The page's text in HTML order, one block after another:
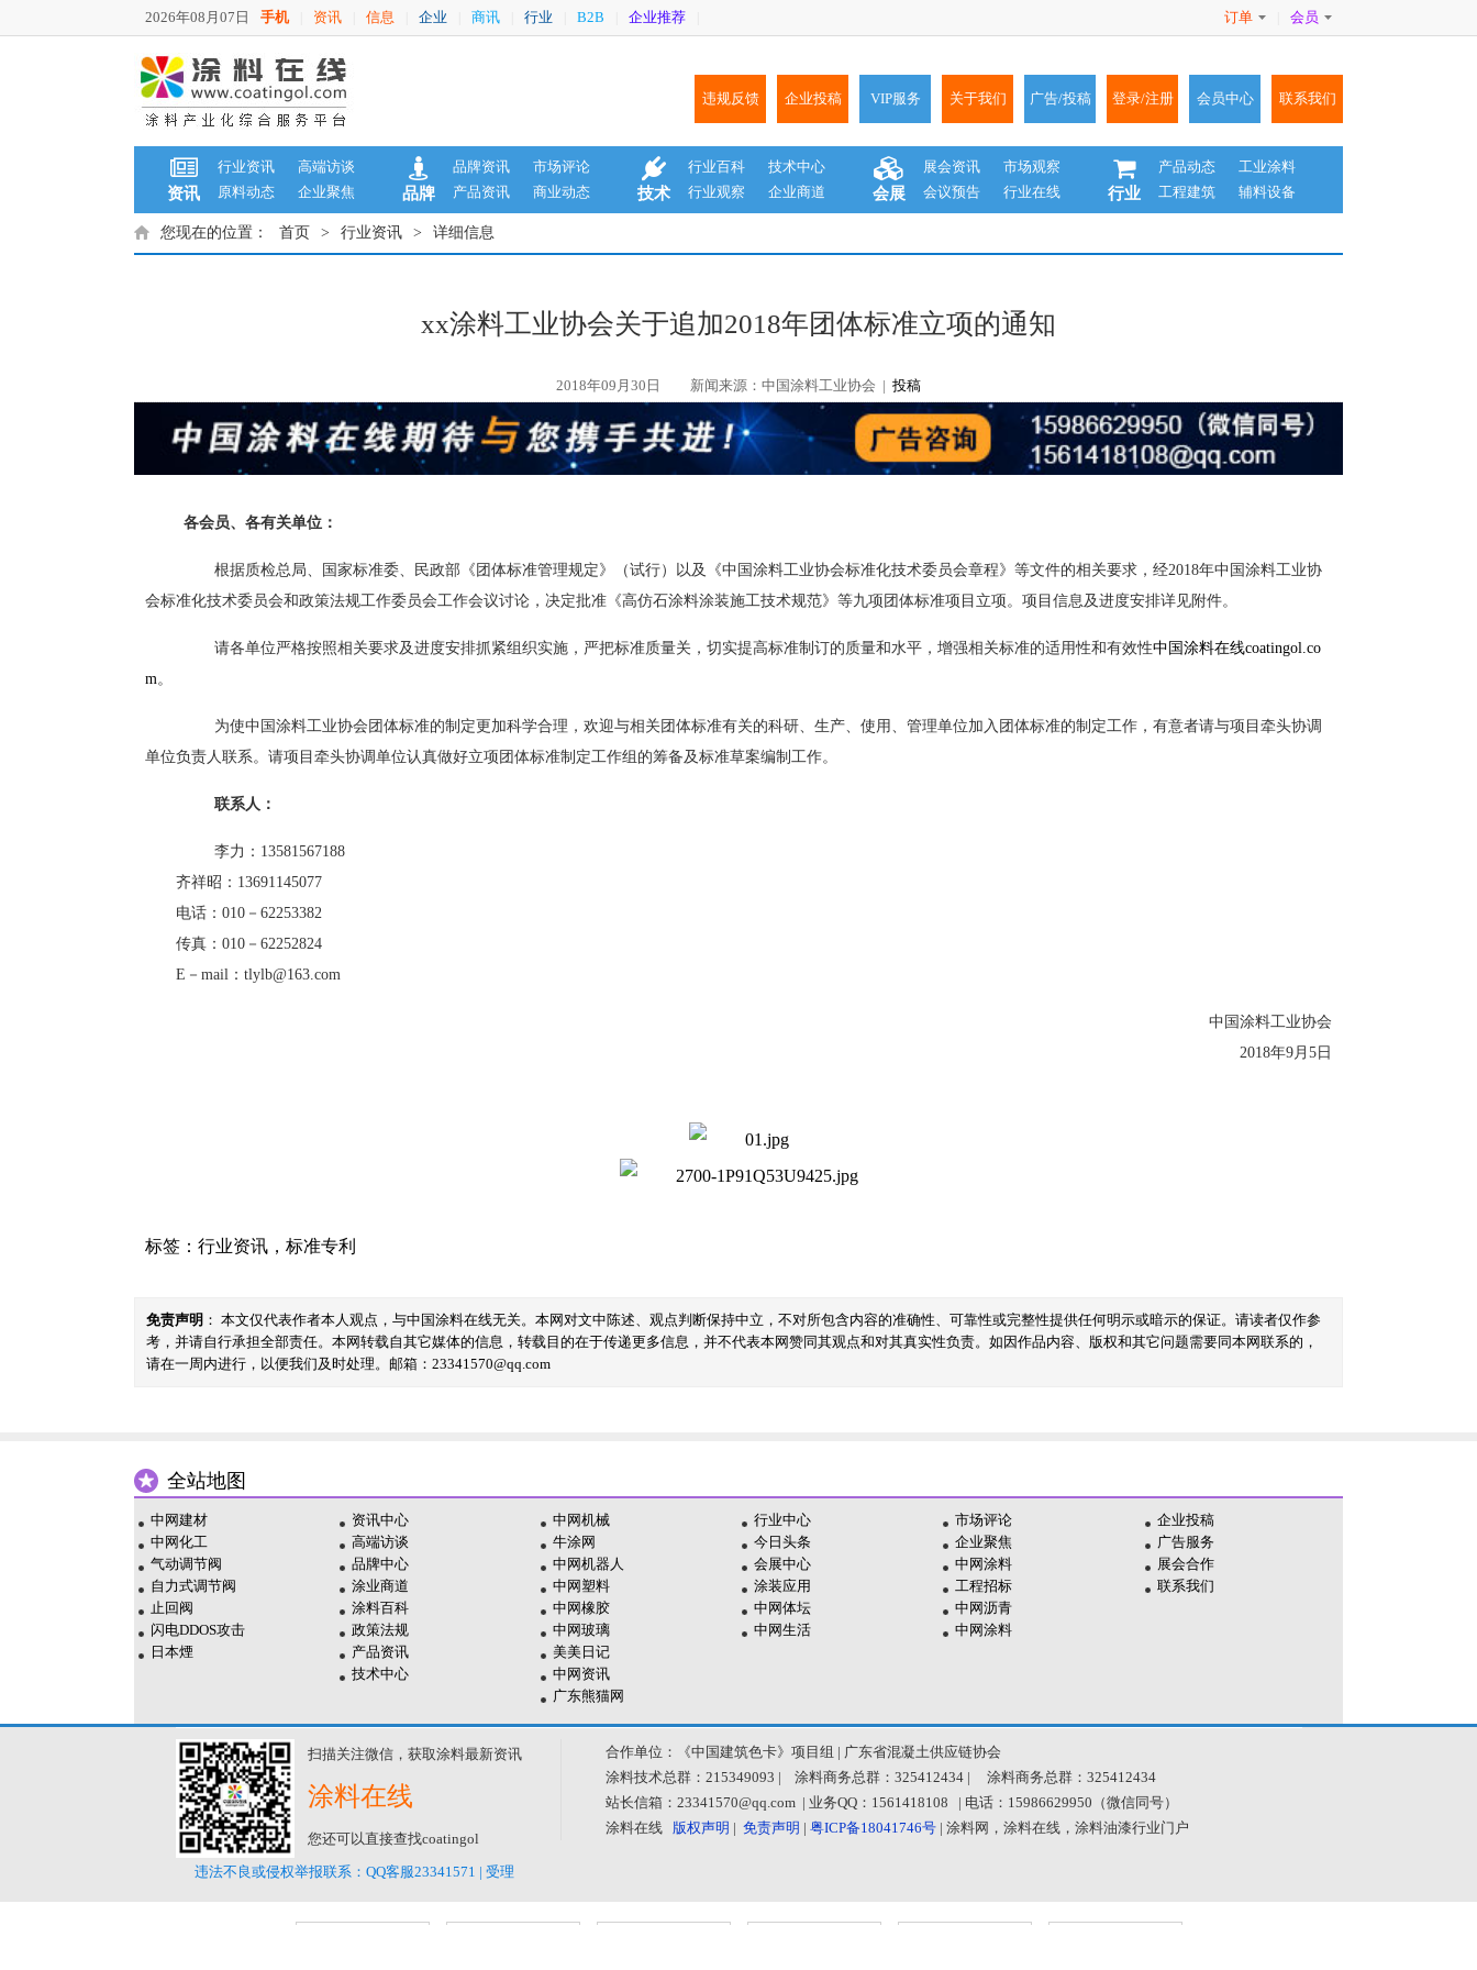
2026年08月07日 手机 资讯 信息 企业 商讯 行业 B2B 企业推荐 订单 会员
违规反馈 企业投稿 VIP服务 关于我们 广告/投稿 登录/注册 会员中心 联系我们
资讯
行业资讯
高端访谈
原料动态
企业聚焦 品牌
品牌资讯
市场评论
产品资讯
商业动态 技术
行业百科
技术中心
行业观察
企业商道 会展
展会资讯
市场观察
会议预告
行业在线 行业
产品动态
工业涂料
工程建筑
辅料设备
您现在的位置： 首页 > 行业资讯 > 详细信息
xx涂料工业协会关于追加2018年团体标准立项的通知
2018年09月30日 新闻来源：中国涂料工业协会 | 投稿
各会员、各有关单位：
根据质检总局、国家标准委、民政部《团体标准管理规定》（试行）以及《中国涂料工业协会标准化技术委员会章程》等文件的相关要求，经2018年中国涂料工业协
会标准化技术委员会和政策法规工作委员会工作会议讨论，决定批准《高仿石涂料涂装施工技术规范》等九项团体标准项目立项。项目信息及进度安排详见附件。
请各单位严格按照相关要求及进度安排抓紧组织实施，严把标准质量关，切实提高标准制订的质量和水平，增强相关标准的适用性和有效性中国涂料在线coatingol.co
m。
为使中国涂料工业协会团体标准的制定更加科学合理，欢迎与相关团体标准有关的科研、生产、使用、管理单位加入团体标准的制定工作，有意者请与项目牵头协调
单位负责人联系。请项目牵头协调单位认真做好立项团体标准制定工作组的筹备及标准草案编制工作。
联系人：
李力：13581567188
齐祥昭：13691145077
电话：010－62253382
传真：010－62252824
E－mail：tlylb@163.com
中国涂料工业协会
2018年9月5日
标签： 行业资讯 ， 标准专利
免责声明 ： 本文仅代表作者本人观点，与中国涂料在线无关。本网对文中陈述、观点判断保持中立，不对所包含内容的准确性、可靠性或完整性提供任何明示或暗示的保证。请读者仅作参
考，并请自行承担全部责任。本网转载自其它媒体的信息，转载目的在于传递更多信息，并不代表本网赞同其观点和对其真实性负责。如因作品内容、版权和其它问题需要同本网联系的，
请在一周内进行，以便我们及时处理。邮箱：23341570@qq.com
全站地图
中网建材
中网化工
气动调节阀
自力式调节阀
止回阀
闪电DDOS攻击
日本煙
资讯中心
高端访谈
品牌中心
涂业商道
涂料百科
政策法规
产品资讯
技术中心
中网机械
牛涂网
中网机器人
中网塑料
中网橡胶
中网玻璃
美美日记
中网资讯
广东熊猫网
行业中心
今日头条
会展中心
涂装应用
中网体坛
中网生活
市场评论
企业聚焦
中网涂料
工程招标
中网沥青
中网涂料
企业投稿
广告服务
展会合作
联系我们
扫描关注微信，获取涂料最新资讯
涂料在线
您还可以直接查找coatingol
违法不良或侵权举报联系：QQ客服23341571 | 受理
合作单位：《中国建筑色卡》项目组 | 广东省混凝土供应链协会
涂料技术总群：215349093 | 涂料商务总群：325412434 | 涂料商务总群：325412434
站长信箱：23341570@qq.com | 业务QQ：1561418108 | 电话：15986629950（微信同号）
涂料在线
版权声明 | 免责声明 | 粤ICP备18041746号| 涂料网，涂料在线，涂料油漆行业门户